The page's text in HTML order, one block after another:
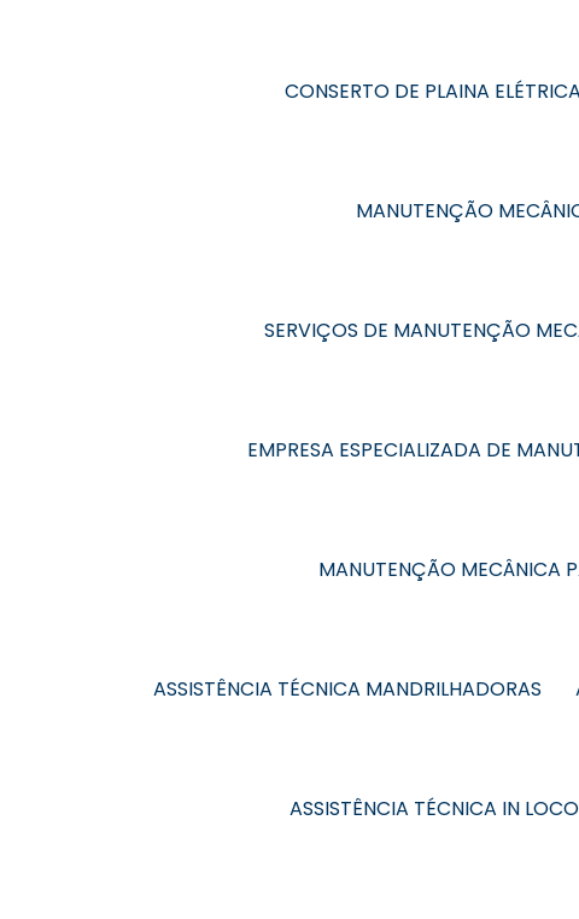
CONSERTO DE PLAINA ELÉTRICA
MANUTENÇÃO
SERVIÇOS DE MANUTENÇÃO
EMPRESA ESPECIALIZADA DE
MANUTENÇÃO MECÂNICA
ASSISTÊNCIA TÉCNICA MANDRILHADORAS
ASSISTÊNCIA TÉCNICA IN